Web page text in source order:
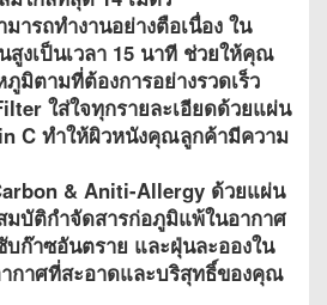
ารถทำงานอย่างตือเนื่อง ใน
สูงเป็นเวลา 15 นาที ช่วยให้คุณ
มิตามที่ต้องการอย่างรวดเร็ว
ใส่ใจทุกรายละเอียดด้วยแผ่น
C ทำให้ผิวหนังคุณลูกค้ามีความ
& Aniti-Allergy ด้วยแผ่น
บัติกำจัดสารก่อภูมิแพ้ในอากาศ
ก๊าซอันตราย และฝุ่นละอองใน
ากาศที่สะอาดและบริสุทธิ์ของคุณ